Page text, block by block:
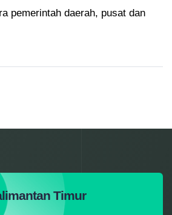
pemerintah daerah, pusat dan
Timur